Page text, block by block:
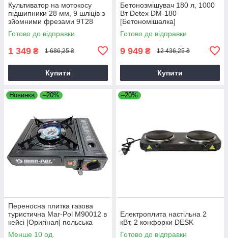
Культиватор на мотокосу
підшипники 28 мм, 9 шліців з
зйомними фрезами 9T28
Готово до відправки
1 349 ₴ 1 686,25 ₴
Купити
Бетонозмішувач 180 л, 1000
Вт Detex DM-180
[Бетономішалка]
Готово до відправки
9 949 ₴ 12 436,25 ₴
Купити
Новинка –20%
Переносна плитка газова
туристична Mar-Pol M90012 в
кейсі [Оригінал] польська
Менше 10 од.
–20%
Електроплита настільна 2
кВт, 2 конфорки DESK
Готово до відправки